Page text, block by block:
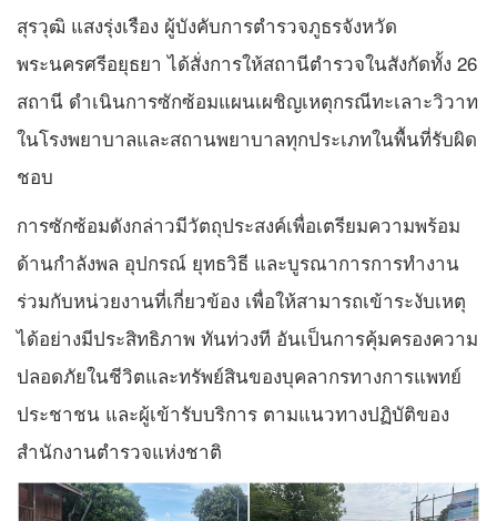
สุรวุฒิ แสงรุ่งเรือง ผู้บังคับการตำรวจภูธรจังหวัด
พระนครศรีอยุธยา ได้สั่งการให้สถานีตำรวจในสังกัดทั้ง 26
สถานี ดำเนินการซักซ้อมแผนเผชิญเหตุกรณีทะเลาะวิวาท
ในโรงพยาบาลและสถานพยาบาลทุกประเภทในพื้นที่รับผิด
ชอบ
การซักซ้อมดังกล่าวมีวัตถุประสงค์เพื่อเตรียมความพร้อม
ด้านกำลังพล อุปกรณ์ ยุทธวิธี และบูรณาการการทำงาน
ร่วมกับหน่วยงานที่เกี่ยวข้อง เพื่อให้สามารถเข้าระงับเหตุ
ได้อย่างมีประสิทธิภาพ ทันท่วงที อันเป็นการคุ้มครองความ
ปลอดภัยในชีวิตและทรัพย์สินของบุคลากรทางการแพทย์
ประชาชน และผู้เข้ารับบริการ ตามแนวทางปฏิบัติของ
สำนักงานตำรวจแห่งชาติ